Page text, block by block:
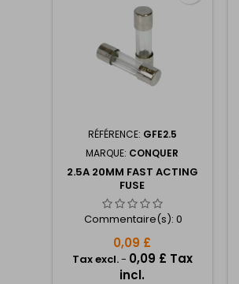
RÉFÉRENCE: GFE2.5
MARQUE: CONQUER
2.5A 20MM FAST ACTING
FUSE
Commentaire(s): 0
0,09 £
Tax excl.- 0,09 £ Tax
incl.